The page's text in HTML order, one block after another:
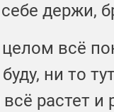
держи,
всё
ни то
растет и